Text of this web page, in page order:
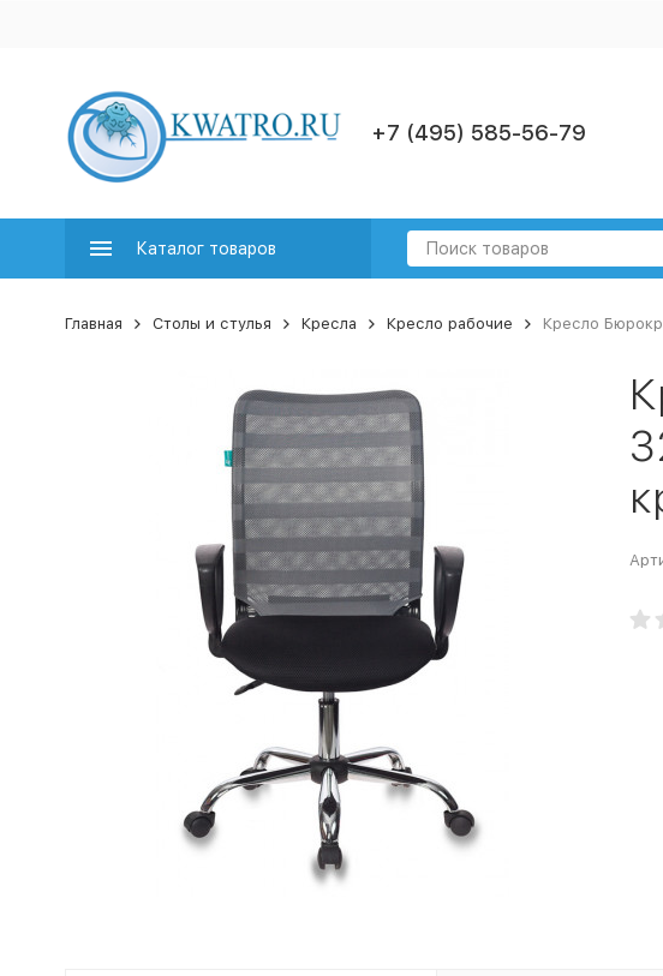
+7 (495) 585-56-79
Каталог товаров
Главная Столы и стулья Кресла Кресло рабочие Кресло